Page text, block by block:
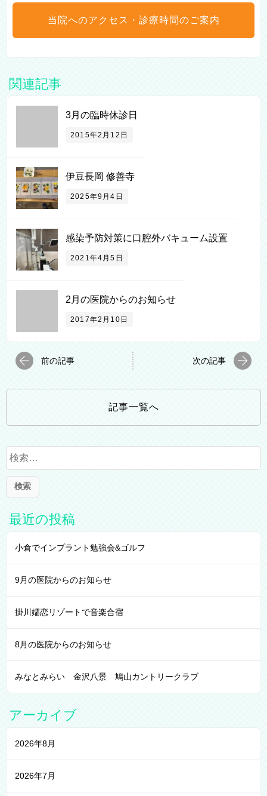
当院へのアクセス・診療時間のご案内
関連記事
3月の臨時休診日
2015年2月12日
伊豆長岡 修善寺
2025年9月4日
感染予防対策に口腔外バキューム設置
2021年4月5日
2月の医院からのお知らせ
2017年2月10日
前の記事 次の記事
記事一覧へ
検
索
:
最近の投稿
小倉でインプラント勉強会&ゴルフ
9月の医院からのお知らせ
掛川嬬恋リゾートで音楽合宿
8月の医院からのお知らせ
みなとみらい 金沢八景 鳩山カントリークラブ
アーカイブ
2026年8月
2026年7月